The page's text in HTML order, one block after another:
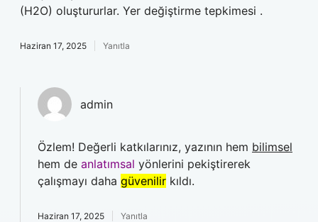
(H2O) oluştururlar. Yer değiştirme tepkimesi .
Haziran 17, 2025 Yanıtla
admin
Özlem! Değerli katkılarınız, yazının hem bilimsel
hem de anlatımsal yönlerini pekiştirerek
çalışmayı daha güvenilir kıldı.
Haziran 17, 2025 Yanıtla